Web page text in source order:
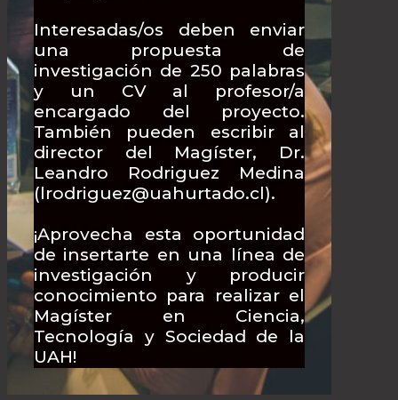
Interesadas/os deben enviar
una propuesta de
investigación de 250 palabras
y un CV al profesor/a
encargado del proyecto.
También pueden escribir al
director del Magíster, Dr.
Leandro Rodriguez Medina
(lrodriguez@uahurtado.cl).
¡Aprovecha esta oportunidad
de insertarte en una línea de
investigación y producir
conocimiento para realizar el
Magíster en Ciencia,
Tecnología y Sociedad de la
UAH!